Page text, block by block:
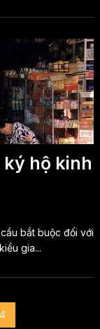
hộ kinh
bắt buộc đối với
gia...
4